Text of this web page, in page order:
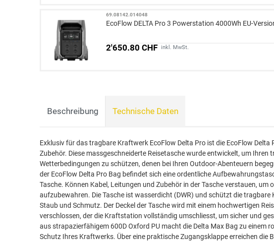
69.08142.014048
EcoFlow DELTA Pro 3 Powerstation 4000Wh EU-
2'650.80 CHF inkl. MwSt.
Beschreibung Technische Daten
Exklusiv für das tragbare Kraftwerk EcoFlow Delta Pro ist die EcoFlow Delta
Zubehör. Diese massgeschneiderte Reisetasche wurde entwickelt, um Ihren
Wetterbedingungen zu schützen, denen bei Ihren Outdoor-Abenteuern
der EcoFlow Delta Pro Bag befindet sich eine ordentliche
Tasche. Können Kabel, Leitungen und Zubehör in der Tasche verstauen, um
aufzubewahren. Die Tasche ist wasserdicht (DWR) und schützt die
Staub und Schmutz. Der Deckel der Tasche wird mit einem hochwertigen
verschlossen, der die Kraftstation vollständig umschliesst, um sicher und
aus strapazierfähigem 600D Oxford PU macht die Delta Max Bag zu einem
Schutz Ihres Kraftwerks. Über eine praktische Zugangsklappe erreichen die